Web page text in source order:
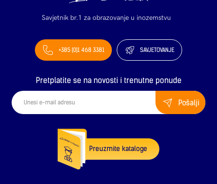
Savjetnik br.1 za obrazovanje u inozemstvu
+385 (0)1 468 3381 SAVJETOVANJE
Pretplatite se na novosti i trenutne ponude
Pošalji
Preuzmite kataloge